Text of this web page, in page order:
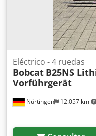
Nürtingen 12.057 km
Eléctrico - 4 ruedas
Bobcat B25NS
Vorführgerät